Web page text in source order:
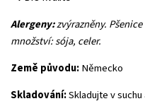
Alergeny:zvýrazněny.
množství: sója, celer.
Země původu:Německo
Skladování:Skladujte v suchu